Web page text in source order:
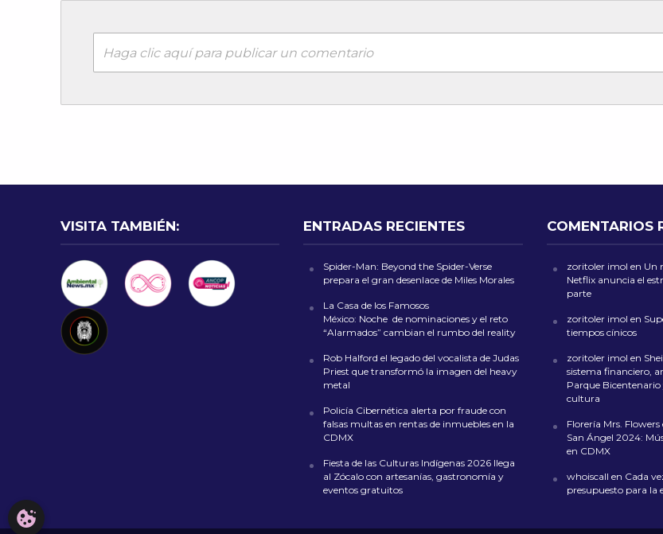
Haga clic aquí para publicar un comentario
VISITA TAMBIÉN: ENTRADAS RECIENTES
Spider-Man: Beyond the Spider-Verse
prepara el gran desenlace de Miles Morales
La Casa de los Famosos
México: Noche de nominaciones y el reto
“Alarmados” cambian el rumbo del reality
Rob Halford el legado del vocalista de Judas
Priest que transformó la imagen del heavy
metal
Policía Cibernética alerta por fraude con
falsas multas en rentas de inmuebles en la
CDMX
Fiesta de las Culturas Indígenas 2026 llega
al Zócalo con artesanías, gastronomía y
eventos gratuitos
COMENTARIOS
zoritoler imol en Un
Netflix anuncia el
parte
zoritoler imol en
tiempos cínicos
zoritoler imol en
sistema financiero,
Parque
cultura
Florería Mrs. Flowers
San Ángel 2024:
en CDMX
whoiscall en Cada
presupuesto para la
CONFIGURACIÓN DE COOKIES